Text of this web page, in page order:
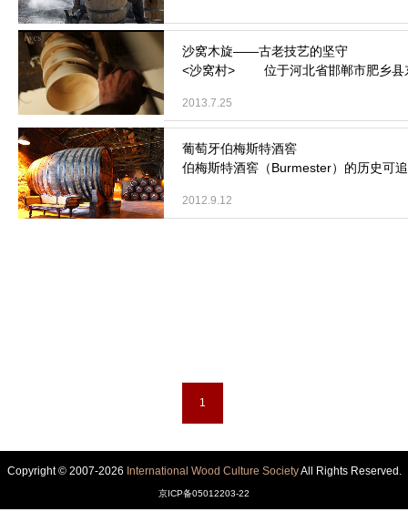
2014.12.24
<沙窝村> 位于河北省邯郸市肥乡县
2013.7.25
伯梅斯特酒窖（Burmester）的历史可
2012.9.12
1
Copyright © 2007-2026 International Wood Culture SocietyAll Rights Reserved.
京ICP备05012203-22